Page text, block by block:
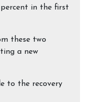
percent in the first
these two
a new
to the recovery